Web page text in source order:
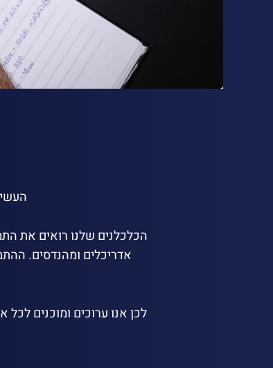
הכלכלנים שלנו רואים את
אדריכלים ומהנדסים.
לכן אנו ערוכים ומוכנים